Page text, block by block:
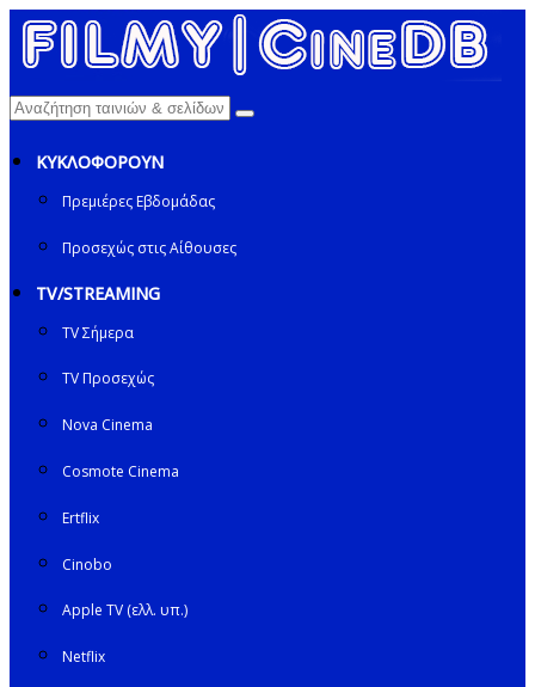
ΚΥΚΛΟΦΟΡΟΥΝ
Πρεμιέρες Εβδομάδας
Προσεχώς στις Αίθουσες
TV/STREAMING
TV Σήμερα
TV Προσεχώς
Nova Cinema
Cosmote Cinema
Ertflix
Cinobo
Apple TV (ελλ. υπ.)
Netflix